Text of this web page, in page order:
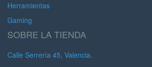
Herramientas
Gaming
SOBRE LA TIENDA
Calle Serrería 45, Valencia.